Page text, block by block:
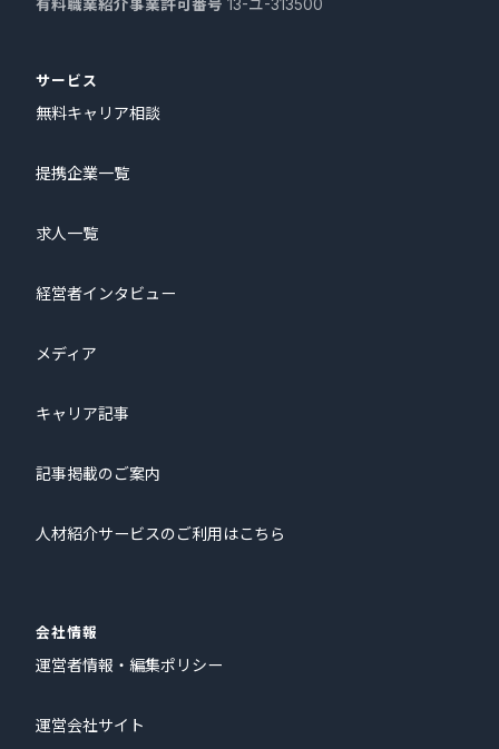
有料職業紹介事業許可番号 13-ユ-313500
サービス
無料キャリア相談
提携企業一覧
求人一覧
経営者インタビュー
メディア
キャリア記事
記事掲載のご案内
人材紹介サービスのご利用はこちら
会社情報
運営者情報・編集ポリシー
運営会社サイト